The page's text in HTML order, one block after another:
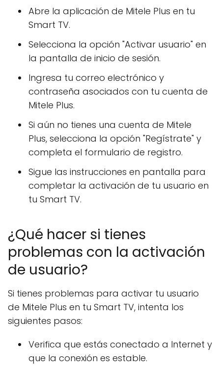
Abre la aplicación de Mitele Plus en tu
Smart TV.
Selecciona la opción "Activar usuario" en
la pantalla de inicio de sesión.
Ingresa tu correo electrónico y
contraseña asociados con tu cuenta de
Mitele Plus.
Si aún no tienes una cuenta de Mitele
Plus, selecciona la opción "Regístrate" y
completa el formulario de registro.
Sigue las instrucciones en pantalla para
completar la activación de tu usuario en
tu Smart TV.
¿Qué hacer si tienes
problemas con la activación
de usuario?
Si tienes problemas para activar tu usuario
de Mitele Plus en tu Smart TV, intenta los
siguientes pasos:
Verifica que estás conectado a Internet y
que la conexión es estable.